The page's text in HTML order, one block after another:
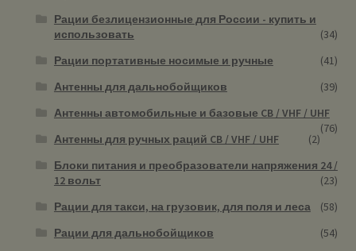
Рации безлицензионные для России - купить и
использовать
(34)
Рации портативные носимые и ручные
(41)
Антенны для дальнобойщиков
(39)
Антенны автомобильные и базовые CB / VHF / UHF
(76)
Антенны для ручных раций CB / VHF / UHF
(2)
Блоки питания и преобразователи напряжения 24 /
12 вольт
(23)
Рации для такси, на грузовик, для поля и леса
(58)
Рации для дальнобойщиков
(54)